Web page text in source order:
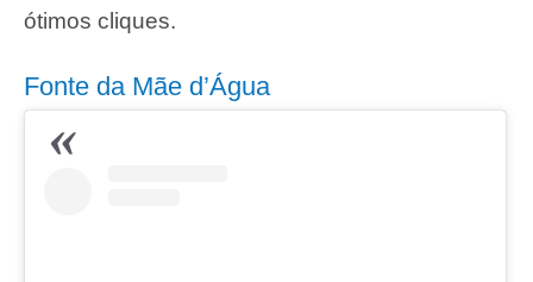
ótimos cliques.
Fonte da Mãe d’Água